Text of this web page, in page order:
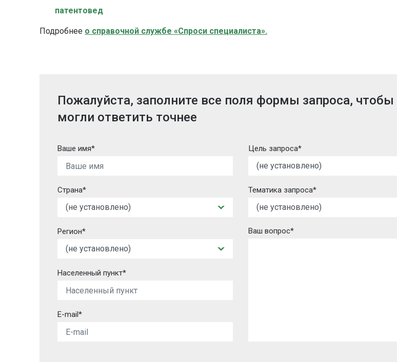
патентовед
Подробнее о справочной службе «Спроси специалиста».
Пожалуйста, заполните все поля формы запроса,
могли ответить точнее
Ваше имя* Цель запроса*
Страна* Тематика запроса*
Регион*
Населенный пункт*
E-mail*
Ваш вопрос*